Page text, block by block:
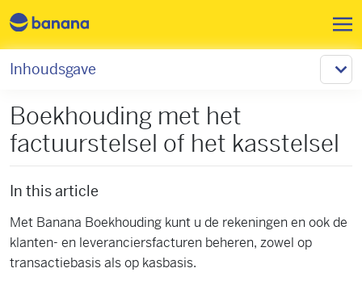
Boekhouding met het
factuurstelsel of het kasstelsel
In this article
Met Banana Boekhouding kunt u de rekeningen en ook de
klanten- en leveranciersfacturen beheren, zowel op
transactiebasis als op kasbasis.
Inhoudsgave